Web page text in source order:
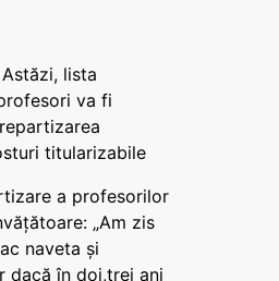
lista
va fi
titularizabile
a profesorilor
„Am zis
naveta și
dacă în doi,trei ani